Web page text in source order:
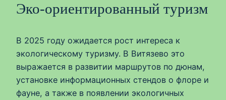
Эко-ориентированный туризм
В 2025 году ожидается рост интереса к
экологическому туризму. В Витязево это
выражается в развитии маршрутов по дюнам,
установке информационных стендов о флоре и
фауне, а также в появлении экологичных